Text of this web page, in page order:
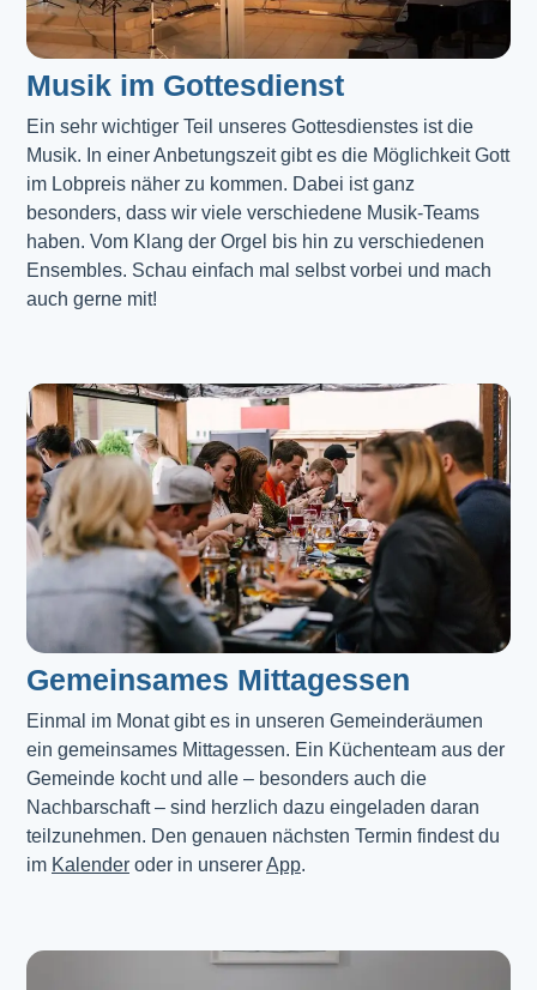
Musik im Gottesdienst​
Ein sehr wichtiger Teil unseres Gottesdienstes ist die
Musik. In einer Anbetungszeit gibt es die Möglichkeit Gott
im Lobpreis näher zu kommen. Dabei ist ganz
besonders, dass wir viele verschiedene Musik-Teams
haben. Vom Klang der Orgel bis hin zu verschiedenen
Ensembles. Schau einfach mal selbst vorbei und mach
auch gerne mit!
Gemeinsames Mittagessen
Einmal im Monat gibt es in unseren Gemeinderäumen
ein gemeinsames Mittagessen. Ein Küchenteam aus der
Gemeinde kocht und alle – besonders auch die
Nachbarschaft – sind herzlich dazu eingeladen daran
teilzunehmen. Den genauen nächsten Termin findest du
im Kalender oder in unserer App.